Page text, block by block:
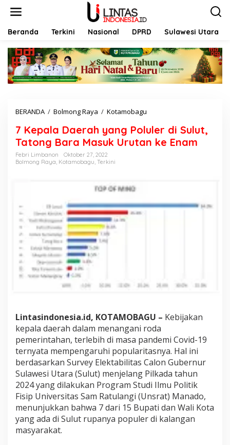
Beranda Terkini Nasional DPRD Sulawesi Utara
BERANDA / Bolmong Raya / Kotamobagu
e
p
a
r
l
e
d
i
S
u
l
u
t
,
T
a
7 Kepala Daerah yang Poluler di Sulut,
Tatong Bara Masuk Urutan ke Enam
Febri Limbanon
Oktober 27, 2022
Bolmong Raya Kotamobagu Terkini
Lintasindonesia.id, KOTAMOBAGU – Kebijakan
kepala daerah dalam menangani roda
pemerintahan, terlebih di masa pandemi Covid-19
ternyata mempengaruhi popularitasnya. Hal ini
berdasarkan Survey Elektabilitas Calon Gubernur
Sulawesi Utara (Sulut) menjelang Pilkada tahun
2024 yang dilakukan Program Studi Ilmu Politik
Fisip Universitas Sam Ratulangi (Unsrat) Manado,
menunjukkan bahwa 7 dari 15 Bupati dan Wali Kota
yang ada di Sulut rupanya populer di kalangan
masyarakat.